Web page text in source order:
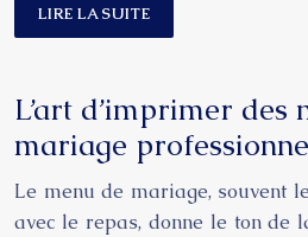
LIRE LA SUITE
L’art d’imprimer des
mariage
Le menu de mariage, souvent
avec le repas, donne le ton de